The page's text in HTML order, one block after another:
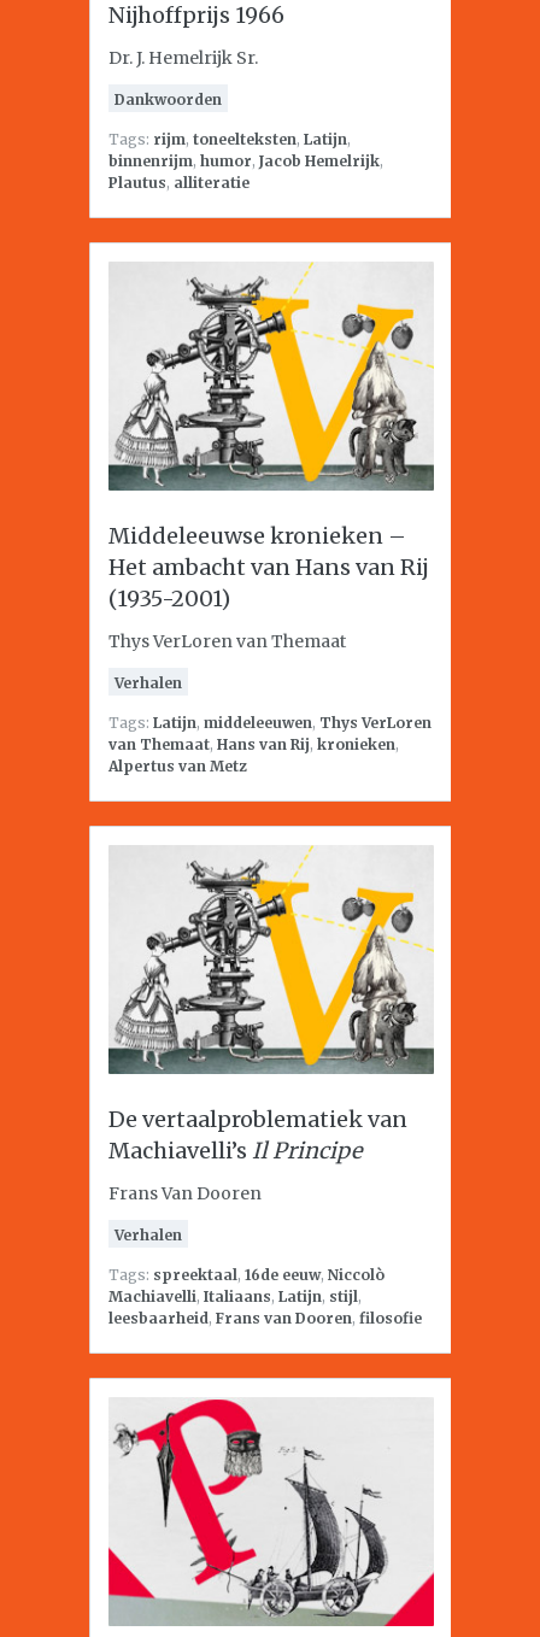
Nijhoffprijs 1966
Dr. J. Hemelrijk Sr.
Dankwoorden
Tags: rijm, toneelteksten, Latijn,
binnenrijm, humor, Jacob Hemelrijk,
Plautus, alliteratie
Middeleeuwse kronieken –
Het ambacht van Hans van Rij
(1935-2001)
Thys VerLoren van Themaat
Verhalen
Tags: Latijn, middeleeuwen, Thys VerLoren
van Themaat, Hans van Rij, kronieken,
Alpertus van Metz
De vertaalproblematiek van
Machiavelli’s Il Principe
Frans Van Dooren
Verhalen
Tags: spreektaal, 16de eeuw, Niccolò
Machiavelli, Italiaans, Latijn, stijl,
leesbaarheid, Frans van Dooren, filosofie